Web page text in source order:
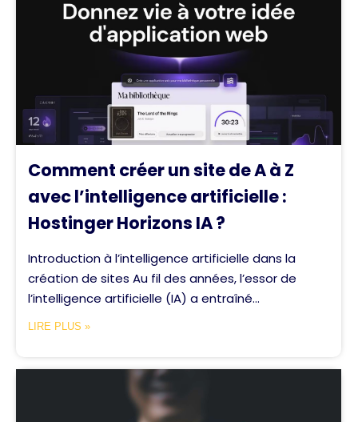
Comment créer un site de A à Z
avec l’intelligence artificielle :
Hostinger Horizons IA ?
Introduction à l’intelligence artificielle dans la
création de sites Au fil des années, l’essor de
l’intelligence artificielle (IA) a entraîné...
LIRE PLUS »